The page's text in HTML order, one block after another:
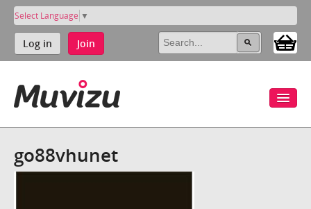
Select Language ▼
Log in Join
go88vhunet